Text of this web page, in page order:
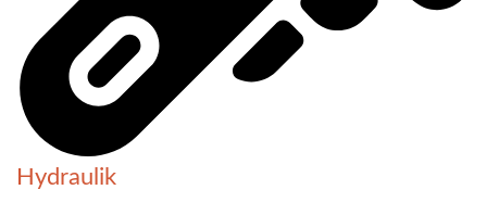
Hydraulik